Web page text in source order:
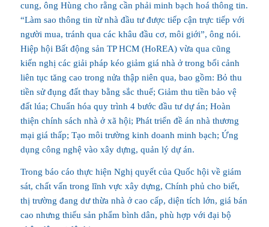
cung, ông Hùng cho rằng cần phải minh bạch hoá thông tin.
“Làm sao thông tin từ nhà đầu tư được tiếp cận trực tiếp với
người mua, tránh qua các khâu đầu cơ, môi giới”, ông nói.
Hiệp hội Bất động sản TP HCM (HoREA) vừa qua cũng
kiến nghị các giải pháp kéo giảm giá nhà ở trong bối cảnh
liên tục tăng cao trong nửa thập niên qua, bao gồm: Bỏ thu
tiền sử đụng đất thay bằng sắc thuế; Giảm thu tiền bảo vệ
đất lúa; Chuẩn hóa quy trình 4 bước đầu tư dự án; Hoàn
thiện chính sách nhà ở xã hội; Phát triển đề án nhà thương
mại giá thấp; Tạo môi trường kinh doanh minh bạch; Ứng
dụng công nghệ vào xây dựng, quản lý dự án.
Trong báo cáo thực hiện Nghị quyết của Quốc hội về giám
sát, chất vấn trong lĩnh vực xây dựng, Chính phủ cho biết,
thị trường đang dư thừa nhà ở cao cấp, diện tích lớn, giá bán
cao nhưng thiếu sản phẩm bình dân, phù hợp với đại bộ